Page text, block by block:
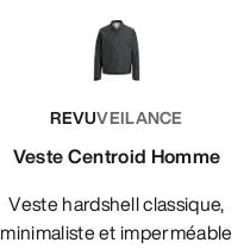
REVUVEILANCE
Veste Centroid Homme
Veste hardshell classique,
minimaliste et imperméable